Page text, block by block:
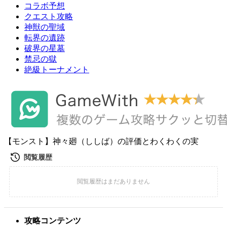
コラボ予想
クエスト攻略
神獣の聖域
転界の遺跡
破界の星墓
禁忌の獄
絶級トーナメント
【モンスト】神々廻（ししば）の評価とわくわくの実
攻略コンテンツ